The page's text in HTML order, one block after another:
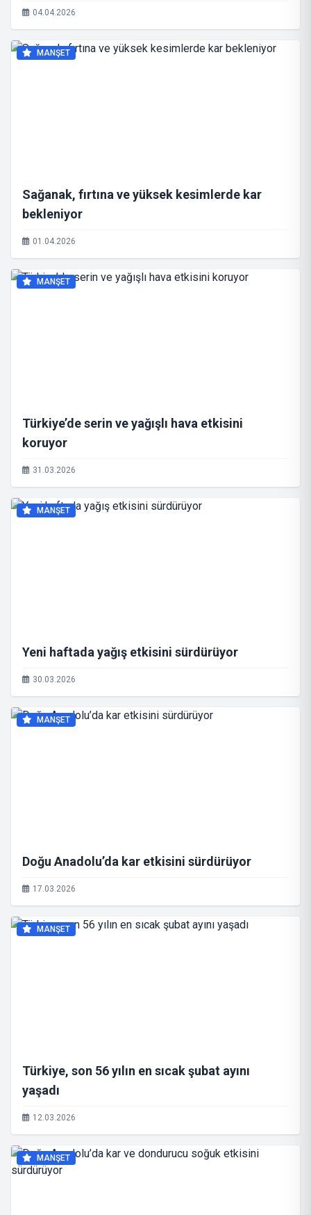
04.04.2026
MANŞET
Sağanak, fırtına ve yüksek kesimlerde kar
bekleniyor
01.04.2026
MANŞET
Türkiye’de serin ve yağışlı hava etkisini
koruyor
31.03.2026
MANŞET
Yeni haftada yağış etkisini sürdürüyor
30.03.2026
MANŞET
Doğu Anadolu’da kar etkisini sürdürüyor
17.03.2026
MANŞET
Türkiye, son 56 yılın en sıcak şubat ayını
yaşadı
12.03.2026
MANŞET